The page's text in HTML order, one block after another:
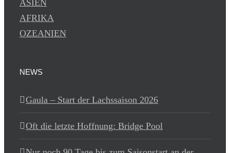
ASIEN
AFRIKA
OZEANIEN
NEWS
Gaula – Start der Lachssaison 2026
Oft die letzte Hoffnung: Bridge Pool